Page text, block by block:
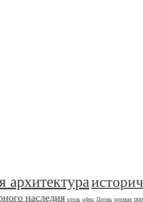
архитектура
наследия отель офис Пермь премия